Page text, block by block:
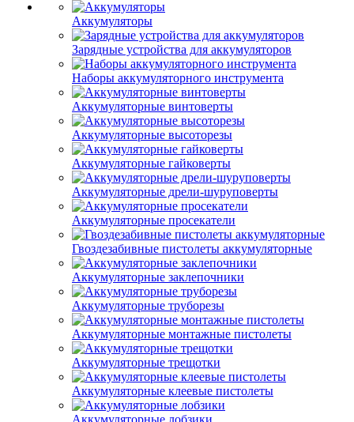
Аккумуляторы
Зарядные устройства для аккумуляторов
Наборы аккумуляторного инструмента
Аккумуляторные винтоверты
Аккумуляторные высоторезы
Аккумуляторные гайковерты
Аккумуляторные дрели-шуруповерты
Аккумуляторные просекатели
Гвоздезабивные пистолеты аккумуляторные
Аккумуляторные заклепочники
Аккумуляторные труборезы
Аккумуляторные монтажные пистолеты
Аккумуляторные трещотки
Аккумуляторные клеевые пистолеты
Аккумуляторные лобзики